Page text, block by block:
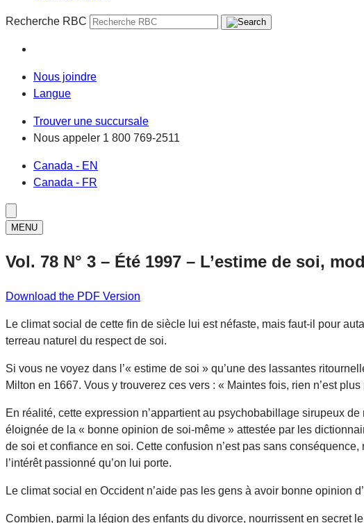
Recherche RBC
Nous joindre
Langue
Trouver une succursale
Nous appeler 1 800 769-2511
Canada - EN
Canada - FR
MENU
Vol. 78 N° 3 – Été 1997 – L’estime de soi,
Download the PDF Version
Le climat social de cette fin de siècle lui est néfaste, mais faut-il pour
terreau naturel du respect de soi.
Si vous ne voyez dans l’« estime de soi » qu’une des lassantes
Milton en 1667. Vous y trouverez ces vers : « Maintes fois, rien n’est
En réalité, cette expression n’appartient au psychobabillage sirupeux
éloignée de la « bonne opinion de soi-même » attestée par les
de soi et confiance en soi. Cette confusion n’est pas sans conséquence,
l’intérêt passionné qu’on lui porte.
Le climat social en Occident n’aide pas les gens à avoir bonne opinion
Combien, parmi la légion des enfants du divorce, nourrissent en secret